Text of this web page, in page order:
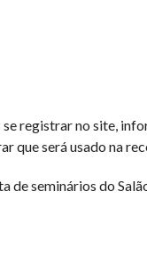
registrar no site,
que será usado na
de seminários do